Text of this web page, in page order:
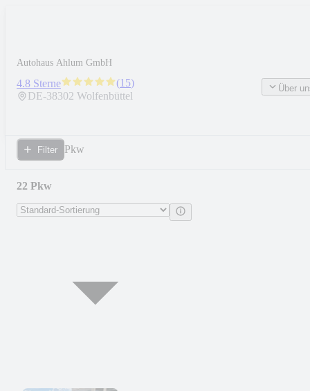
Autohaus Ahlum GmbH
4.8 Sterne (15)
DE-38302 Wolfenbüttel
Über
Filter Pkw
22 Pkw